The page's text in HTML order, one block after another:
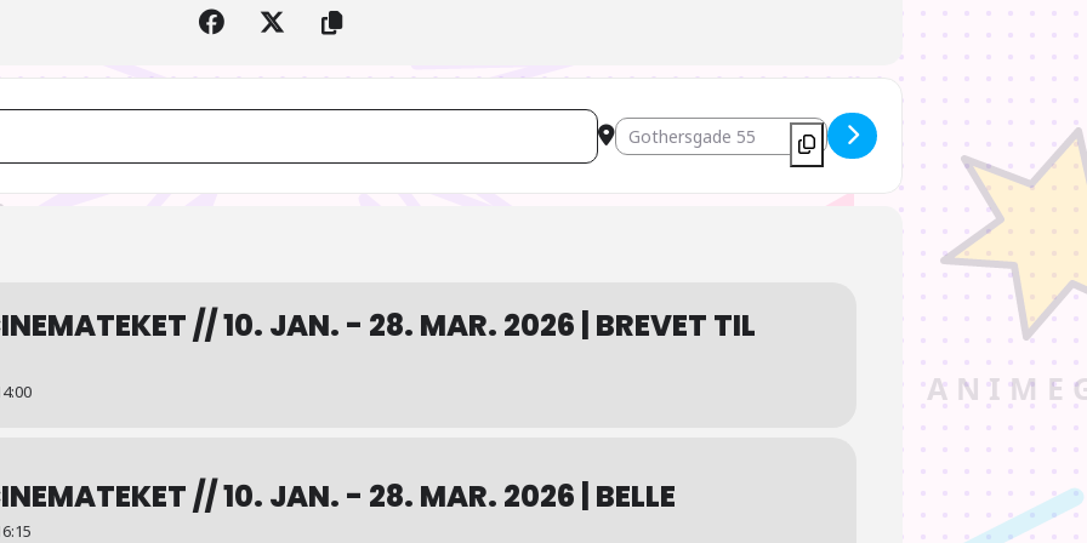
// Cinemateket // 10. jan. - 28. mar. 2026 | Spøgelseskatten Anzu [692peADtv]Destination Address - Anime // Cinemateket // 10. jan. -
// 10. JAN. - 28. MAR. 2026 | BREVET TIL
// 10. JAN. - 28. MAR. 2026 | BELLE